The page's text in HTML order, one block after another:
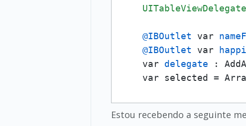
UITableViewDelegate
@IBOutlet var
@IBOutlet var
    var
delegate
:
var selected =
Estou recebendo a seguinte